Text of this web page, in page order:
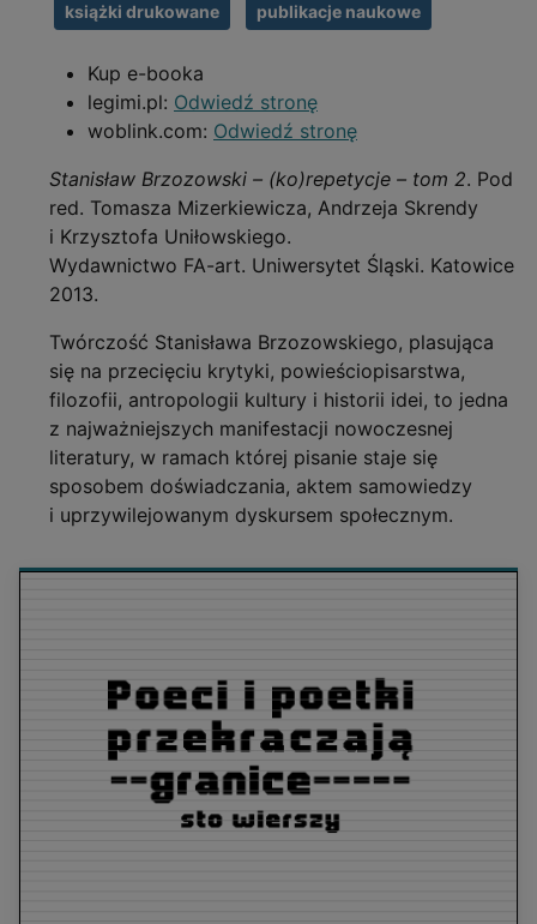
książki drukowane publikacje naukowe
Kup e-booka
legimi.pl: Odwiedź stronę
woblink.com: Odwiedź stronę
Stanisław Brzozowski – (ko)repetycje – tom 2. Pod
red. Tomasza Mizerkiewicza, Andrzeja Skrendy
i Krzysztofa Uniłowskiego.
Wydawnictwo FA-art. Uniwersytet Śląski. Katowice
2013.
Twórczość Stanisława Brzozowskiego, plasująca
się na przecięciu krytyki, powieściopisarstwa,
filozofii, antropologii kultury i historii idei, to jedna
z najważniejszych manifestacji nowoczesnej
literatury, w ramach której pisanie staje się
sposobem doświadczania, aktem samowiedzy
i uprzywilejowanym dyskursem społecznym.